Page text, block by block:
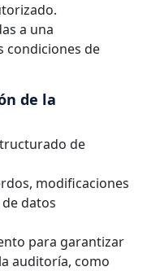
a una
condiciones de
de la
de
modificaciones
datos
para garantizar
auditoría, como